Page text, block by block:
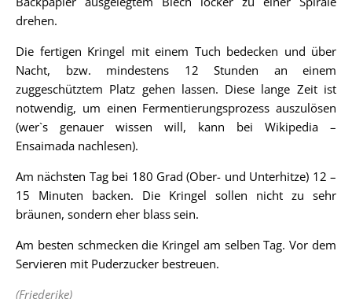
drehen.
Die fertigen Kringel mit einem Tuch bedecken und über
Nacht, bzw. mindestens 12 Stunden an einem
zuggeschütztem Platz gehen lassen. Diese lange Zeit ist
notwendig, um einen Fermentierungsprozess auszulösen
(wer`s genauer wissen will, kann bei Wikipedia –
Ensaimada nachlesen).
Am nächsten Tag bei 180 Grad (Ober- und Unterhitze) 12 –
15 Minuten backen. Die Kringel sollen nicht zu sehr
bräunen, sondern eher blass sein.
Am besten schmecken die Kringel am selben Tag. Vor dem
Servieren mit Puderzucker bestreuen.
(Friederike)